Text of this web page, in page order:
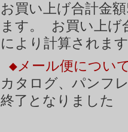
お買い上げ合計金
ます。 お買い上
により計算されま
◆メール便につい
カタログ、パンフ
終了となりました